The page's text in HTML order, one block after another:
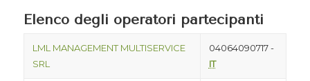
Elenco degli operatori partecipanti
LML MANAGEMENT MULTISERVICE
SRL
04064090717 -
IT